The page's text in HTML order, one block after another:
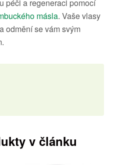
péči a regeneraci pomocí
másla. Vaše vlasy
odmění se vám svým
v článku